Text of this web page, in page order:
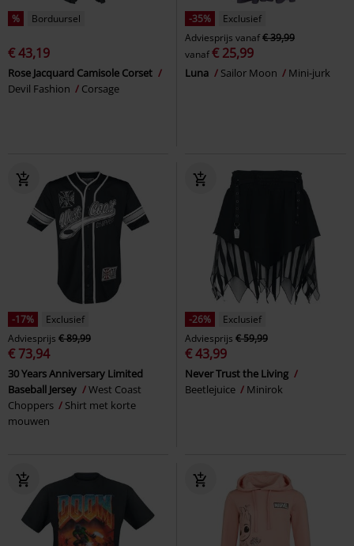
% Borduursel
€ 43,19
Rose Jacquard Camisole Corset
Devil Fashion
Corsage
-35%
Exclusief
Adviesprijs vanaf€ 39,99
vanaf€ 25,99
Luna Sailor Moon Mini-jurk
-17%
Exclusief
Adviesprijs € 89,99
€ 73,94
30 Years Anniversary Limited
Baseball Jersey
West Coast
Choppers
Shirt met korte
mouwen
-26%
Exclusief
Adviesprijs € 59,99
€ 43,99
Never Trust the Living
Beetlejuice
Minirok